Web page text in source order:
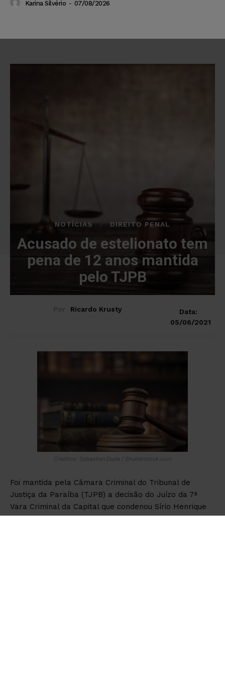
Karina Silvério - 07/08/2026